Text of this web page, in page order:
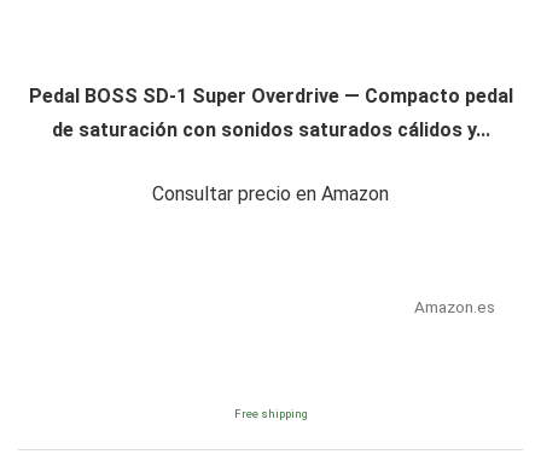
Pedal BOSS SD-1 Super Overdrive — Compacto pedal
de saturación con sonidos saturados cálidos y...
Consultar precio en Amazon
Amazon.es
Free shipping